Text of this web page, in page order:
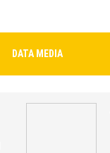
DATA MEDIA